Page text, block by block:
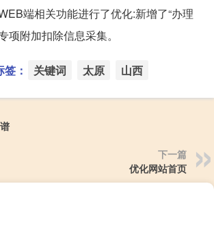
端相关功能进行了优化:新增了“办理
项附加扣除信息采集。
： 关键词 太原 山西
下一篇
优化网站首页